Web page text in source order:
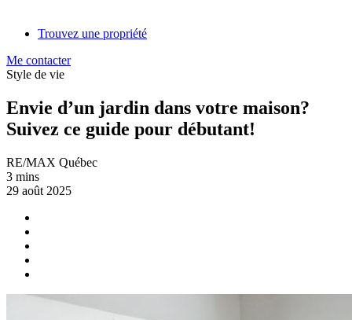
Trouvez une propriété
Me contacter
Style de vie
Envie d’un jardin dans votre maison?
Suivez ce guide pour débutant!
RE/MAX Québec
3 mins
29 août 2025